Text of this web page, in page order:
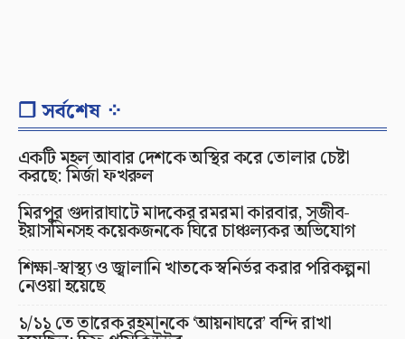
❐ সর্বশেষ ⁘
একটি মহল আবার দেশকে অস্থির করে তোলার চেষ্টা
করছে: মির্জা ফখরুল
মিরপুর গুদারাঘাটে মাদকের রমরমা কারবার, সজীব-
ইয়াসমিনসহ কয়েকজনকে ঘিরে চাঞ্চল্যকর অভিযোগ
শিক্ষা-স্বাস্থ্য ও জ্বালানি খাতকে স্বনির্ভর করার পরিকল্পনা
নেওয়া হয়েছে
১/১১ তে তারেক রহমানকে ‘আয়নাঘরে’ বন্দি রাখা